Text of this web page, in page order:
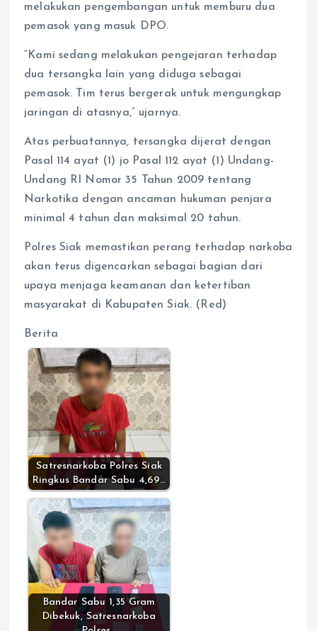
melakukan pengembangan untuk memburu dua
pemasok yang masuk DPO.
“Kami sedang melakukan pengejaran terhadap
dua tersangka lain yang diduga sebagai
pemasok. Tim terus bergerak untuk mengungkap
jaringan di atasnya,” ujarnya.
Atas perbuatannya, tersangka dijerat dengan
Pasal 114 ayat (1) jo Pasal 112 ayat (1) Undang-
Undang RI Nomor 35 Tahun 2009 tentang
Narkotika dengan ancaman hukuman penjara
minimal 4 tahun dan maksimal 20 tahun.
Polres Siak memastikan perang terhadap narkoba
akan terus digencarkan sebagai bagian dari
upaya menjaga keamanan dan ketertiban
masyarakat di Kabupaten Siak. (Red)
Berita
Satresnarkoba Polres Siak
Ringkus Bandar Sabu 4,69…
Bandar Sabu 1,35 Gram
Dibekuk, Satresnarkoba